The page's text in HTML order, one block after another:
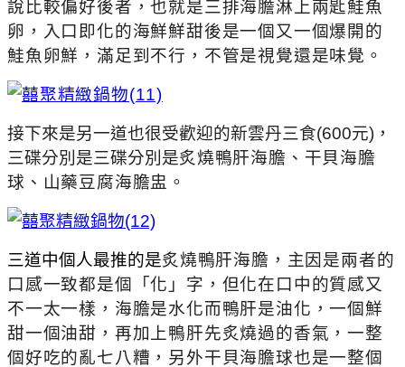
說比較偏好後者，也就是三排海膽淋上兩匙鮭魚
卵，入口即化的海鮮鮮甜後是一個又一個爆開的
鮭魚卵鮮，滿足到不行，不管是視覺還是味覺。
接下來是另一道也很受歡迎的新雲丹三食(600元)，
三碟分別是三碟分別是炙燒鴨肝海膽、干貝海膽
球、山藥豆腐海膽盅。
三道中個人最推的是炙燒鴨肝海膽，主因是兩者的
口感一致都是個「化」字，但化在口中的質感又
不一太一樣，海膽是水化而鴨肝是油化，一個鮮
甜一個油甜，再加上鴨肝先炙燒過的香氣，一整
個好吃的亂七八糟，另外干貝海膽球也是一整個